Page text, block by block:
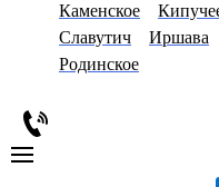
Каменское
Славутич
Иршава
Родинское